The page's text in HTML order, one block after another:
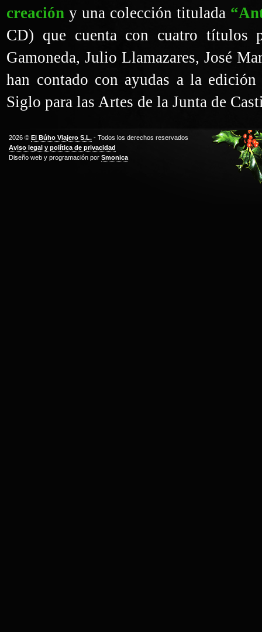
creación y una colección titulada
CD) que cuenta con cuatro títulos
Gamoneda, Julio Llamazares, José
han contado con ayudas a la
Siglo para las Artes de la Junta de
2026 © El Búho Viajero S.L. - Todos los derechos reservados
Aviso legal y política de privacidad
Diseño web y programación por Smonica